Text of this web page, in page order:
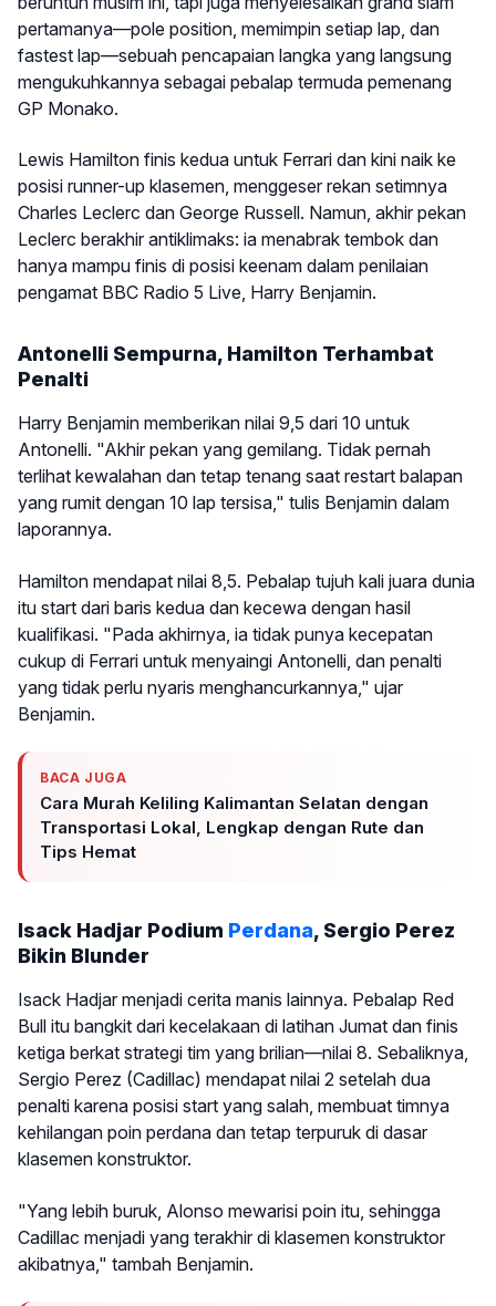
pertamanya—pole position, memimpin setiap lap, dan
fastest lap—sebuah pencapaian langka yang langsung
mengukuhkannya sebagai pebalap termuda pemenang
GP Monako.
Lewis Hamilton finis kedua untuk Ferrari dan kini naik ke
posisi runner-up klasemen, menggeser rekan setimnya
Charles Leclerc dan George Russell. Namun, akhir pekan
Leclerc berakhir antiklimaks: ia menabrak tembok dan
hanya mampu finis di posisi keenam dalam penilaian
pengamat BBC Radio 5 Live, Harry Benjamin.
Antonelli Sempurna, Hamilton Terhambat
Penalti
Harry Benjamin memberikan nilai 9,5 dari 10 untuk
Antonelli. "Akhir pekan yang gemilang. Tidak pernah
terlihat kewalahan dan tetap tenang saat restart balapan
yang rumit dengan 10 lap tersisa," tulis Benjamin dalam
laporannya.
Hamilton mendapat nilai 8,5. Pebalap tujuh kali juara dunia
itu start dari baris kedua dan kecewa dengan hasil
kualifikasi. "Pada akhirnya, ia tidak punya kecepatan
cukup di Ferrari untuk menyaingi Antonelli, dan penalti
yang tidak perlu nyaris menghancurkannya," ujar
Benjamin.
BACA JUGA
Cara Murah Keliling Kalimantan Selatan dengan
Transportasi Lokal, Lengkap dengan Rute dan
Tips Hemat
Isack Hadjar Podium Perdana, Sergio Perez
Bikin Blunder
Isack Hadjar menjadi cerita manis lainnya. Pebalap Red
Bull itu bangkit dari kecelakaan di latihan Jumat dan finis
ketiga berkat strategi tim yang brilian—nilai 8. Sebaliknya,
Sergio Perez (Cadillac) mendapat nilai 2 setelah dua
penalti karena posisi start yang salah, membuat timnya
kehilangan poin perdana dan tetap terpuruk di dasar
klasemen konstruktor.
"Yang lebih buruk, Alonso mewarisi poin itu, sehingga
Cadillac menjadi yang terakhir di klasemen konstruktor
akibatnya," tambah Benjamin.